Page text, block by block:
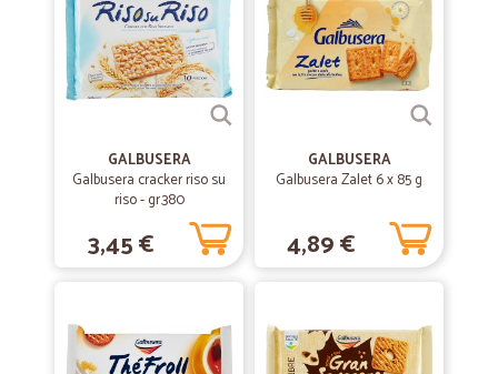
17/06/2020
—Renato Z.
Ottimo fornitore. Gentili e professionalità
30/03/2020
Cinzia C.
Ottimo servizio
2 giorni, in realtà è più frequente 1 giorno). Se ci fossero anche i
surgelati sarebbe più che perfetto!
GALBUSERA
Galbusera cracker riso su
riso - gr.380
3,45 €
GALBUSERA
Galbusera Zalet 6 x 85 g
4,89 €